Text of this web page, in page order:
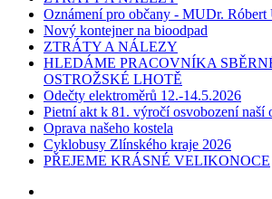
Oznámení pro občany - MUDr. Róbert
Nový kontejner na bioodpad
ZTRÁTY A NÁLEZY
HLEDÁME PRACOVNÍKA
OSTROŽSKÉ LHOTĚ
Odečty elektroměrů 12.-14.5.2026
Pietní akt k 81. výročí osvobození naší
Oprava našeho kostela
Cyklobusy Zlínského kraje 2026
PŘEJEME KRÁSNÉ VELIKONOCE